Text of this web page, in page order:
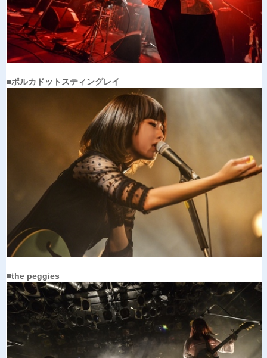
■ポルカドットスティングレイ
■the peggies